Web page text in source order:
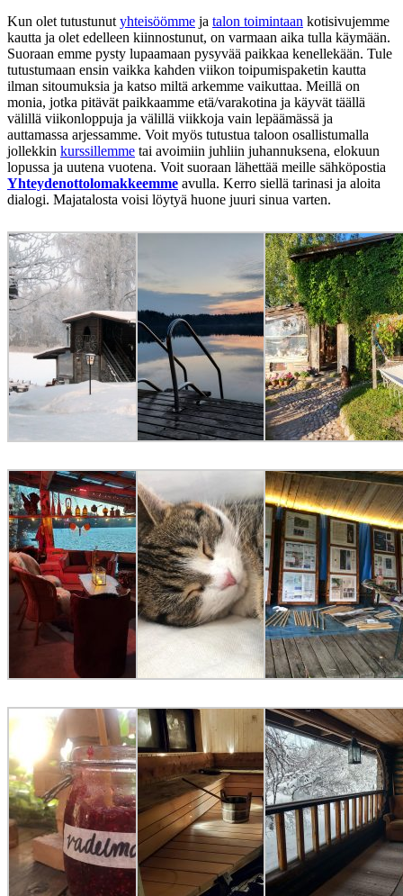
Kun olet tutustunut yhteisöömme ja talon toimintaan kotisivujemme
kautta ja olet edelleen kiinnostunut, on varmaan aika tulla käymään.
Suoraan emme pysty lupaamaan pysyvää paikkaa kenellekään. Tule
tutustumaan ensin vaikka kahden viikon toipumispaketin kautta
ilman sitoumuksia ja katso miltä arkemme vaikuttaa. Meillä on
monia, jotka pitävät paikkaamme etä/varakotina ja käyvät täällä
välillä viikonloppuja ja välillä viikkoja vain lepäämässä ja
auttamassa arjessamme. Voit myös tutustua taloon osallistumalla
jollekkin kurssillemme tai avoimiin juhliin juhannuksena, elokuun
lopussa ja uutena vuotena. Voit suoraan lähettää meille sähköpostia
Yhteydenottolomakkeemme avulla. Kerro siellä tarinasi ja aloita
dialogi. Majatalosta voisi löytyä huone juuri sinua varten.